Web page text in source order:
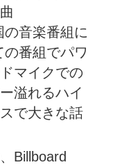
の音楽番組に
番組でパワ
マイクでの
溢れるハイ
で大きな話
Billboard